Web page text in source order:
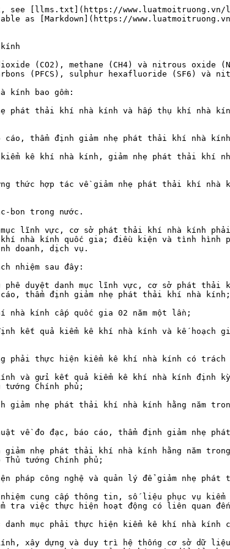
see [llms.txt](https://
as [Markdown](https://
(CO2), methane (CH4) và nitrous oxide
(PFCS), sulphur hexafluoride (SF6) và
kính bao gồm:
phát thải khí nhà kính và hấp thụ khí nhà
cáo, thẩm định giảm nhẹ phát thải khí nhà
kê khí nhà kính, giảm nhẹ phát thải khí
thức hợp tác về giảm nhẹ phát thải khí nhà
bon trong nước.
mục lĩnh vực, cơ sở phát thải khí nhà kính
nhà kính quốc gia; điều kiện và tình
doanh, dịch vụ.
nhiệm sau đây:
phê duyệt danh mục lĩnh vực, cơ sở phát
thẩm định giảm nhẹ phát thải khí nhà kính;
nhà kính cấp quốc gia 02 năm một lần;
kết quả kiểm kê khí nhà kính và kế
thực hiện kiểm kê khí nhà kính có trách
và gửi kết quả kiểm kê khí nhà kính định
Chính phủ;
giảm nhẹ phát thải khí nhà kính hằng năm
về đo đạc, báo cáo, thẩm định giảm nhẹ
nhẹ phát thải khí nhà kính hằng năm
tướng Chính phủ;
pháp công nghệ và quản lý để giảm nhẹ
cung cấp thông tin, số liệu phục vụ
tra việc thực hiện hoạt động có liên quan
mục phải thực hiện kiểm kê khí nhà kính
xây dựng và duy trì hệ thống cơ sở dữ